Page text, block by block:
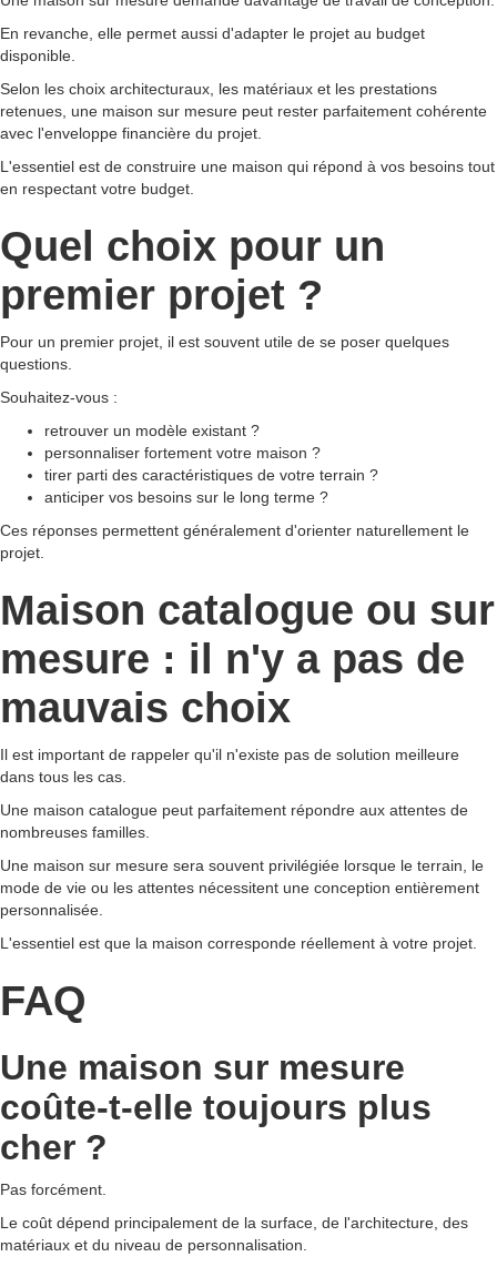
En revanche, elle permet aussi d'adapter le projet au budget
disponible.
Selon les choix architecturaux, les matériaux et les prestations
retenues, une maison sur mesure peut rester parfaitement cohérente
avec l'enveloppe financière du projet.
L'essentiel est de construire une maison qui répond à vos besoins tout
en respectant votre budget.
Quel choix pour un
premier projet ?
Pour un premier projet, il est souvent utile de se poser quelques
questions.
Souhaitez-vous :
retrouver un modèle existant ?
personnaliser fortement votre maison ?
tirer parti des caractéristiques de votre terrain ?
anticiper vos besoins sur le long terme ?
Ces réponses permettent généralement d'orienter naturellement le
projet.
Maison catalogue ou sur
mesure : il n'y a pas de
mauvais choix
Il est important de rappeler qu'il n'existe pas de solution meilleure
dans tous les cas.
Une maison catalogue peut parfaitement répondre aux attentes de
nombreuses familles.
Une maison sur mesure sera souvent privilégiée lorsque le terrain, le
mode de vie ou les attentes nécessitent une conception entièrement
personnalisée.
L'essentiel est que la maison corresponde réellement à votre projet.
FAQ
Une maison sur mesure
coûte-t-elle toujours plus
cher ?
Pas forcément.
Le coût dépend principalement de la surface, de l'architecture, des
matériaux et du niveau de personnalisation.